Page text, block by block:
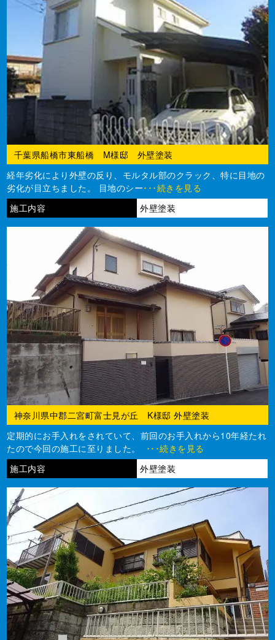
千葉県船橋市東船橋 M様邸 外壁塗装
経年劣化により外壁の反り、モルタル部のクラック、特に目地の
劣化が目立ちました。 目地のシー･･･続きを見る
施工内容
外壁塗装
神奈川県中郡二宮町富士見が丘 K様邸 外壁塗装
定期的にお手入れをされていて、前回のお手入れから10年経たれ
たので今回の施工に至りました。
･･･続きを見る
施工内容
外壁塗装